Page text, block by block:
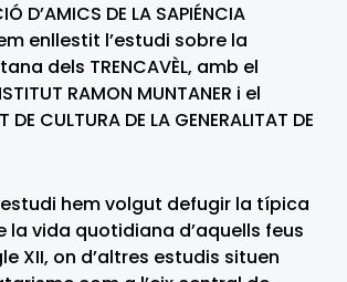
D’AMICS DE LA SAPIÉNCIA
enllestit l’estudi sobre la
dels TRENCAVÈL, amb el
RAMON MUNTANER i el
DE CULTURA DE LA GENERALITAT DE
hem volgut defugir la típica
la vida quotidiana d’aquells feus
XII, on d’altres estudis situen